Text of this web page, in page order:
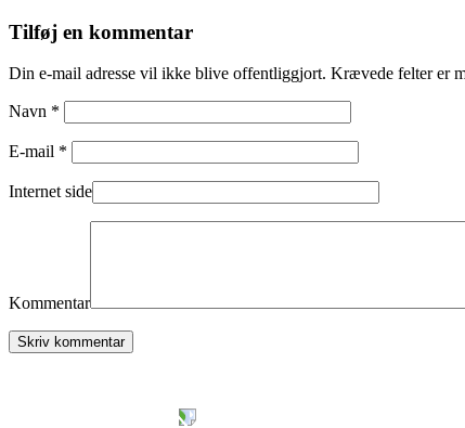
Tilføj en kommentar
Din e-mail adresse vil ikke blive offentliggjort. Krævede felter er
Navn *
E-mail *
Internet side
Kommentar